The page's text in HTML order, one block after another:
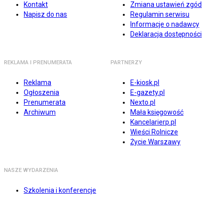
Kontakt
Napisz do nas
Zmiana ustawień zgód
Regulamin serwisu
Informacje o nadawcy
Deklaracja dostępności
REKLAMA I PRENUMERATA
Reklama
Ogłoszenia
Prenumerata
Archiwum
PARTNERZY
E-kiosk.pl
E-gazety.pl
Nexto.pl
Mała księgowość
Kancelarierp.pl
Wieści Rolnicze
Życie Warszawy
NASZE WYDARZENIA
Szkolenia i konferencje